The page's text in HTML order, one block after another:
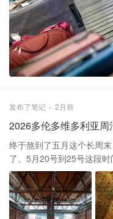
灾”，我们在机场时必须要有几项
必对着行李箱正反面拍照，最好
勤贴标，贴好后立刻近距
航班号和条形码。 3️⃣ 关键细节是拍下箱子在秤上的重量数值。如果
落地后重量明显不对，这就是你
子里塞个定位器（如
落地取箱子时也别拿了就
存根是否完全一致，仔细
撕开的痕迹。说实话，现
是为了确保自己能平安回
重也别带出海关，留在原
（CBSA）现场开箱。
发布了笔记 2月前
2026多伦多维多利亚
终于熬到了五月这个长周
了。5月20号到25号这段
的时候，不少一年一度的重头戏都
的绝对是5月23号和24号的
平时不对外开放的建筑免费
的朋友，老市政厅和